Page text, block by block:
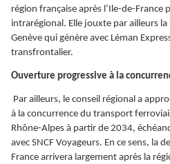
région française après l’Ile-de-
intrarégional. Elle jouxte par ailleurs
Genève qui génère avec Léman
transfrontalier.
Ouverture progressive à la
Par ailleurs, le conseil régional a
à la concurrence du transport
Rhône-Alpes à partir de 2034,
avec SNCF Voyageurs. En ce sens, la
France arrivera largement après la